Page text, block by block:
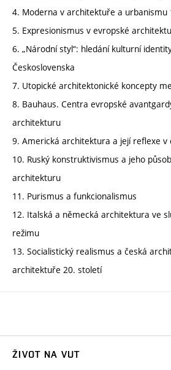
4. Moderna v architektuře a urbanismu
5. Expresionismus v evropské
6. „Národní styl“: hledání kulturní
Československa
7. Utopické architektonické koncepty
8. Bauhaus. Centra evropské
architekturu
9. Americká architektura a její reflexe
10. Ruský konstruktivismus a jeho
architekturu
11. Purismus a funkcionalismus
12. Italská a německá architektura ve
režimu
13. Socialistický realismus a česká
architektuře 20. století
ŽIVOT NA VUT